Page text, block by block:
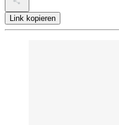
Link kopieren